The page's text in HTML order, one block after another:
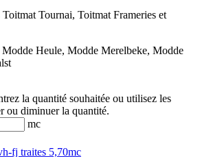
Toitmat Tournai, Toitmat Frameries et
Modde Heule, Modde Merelbeke, Modde
la quantité souhaitée ou utilisez les
ou diminuer la quantité.
mc